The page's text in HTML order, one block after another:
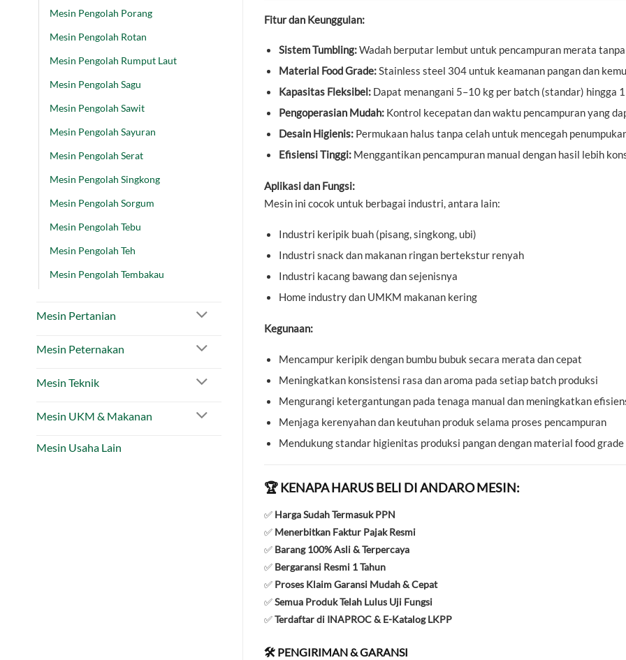
Mesin Pengolah Porang
Mesin Pengolah Rotan
Mesin Pengolah Rumput Laut
Mesin Pengolah Sagu
Mesin Pengolah Sawit
Mesin Pengolah Sayuran
Mesin Pengolah Serat
Mesin Pengolah Singkong
Mesin Pengolah Sorgum
Mesin Pengolah Tebu
Mesin Pengolah Teh
Mesin Pengolah Tembakau
Mesin Pertanian
Mesin Peternakan
Mesin Teknik
Mesin UKM & Makanan
Mesin Usaha Lain
Fitur dan Keunggulan:
Sistem Tumbling:Wadah berputar lembut untuk pencampuran merata
Material Food Grade:Stainless steel 304 untuk keamanan pangan dan
Kapasitas Fleksibel:Dapat menangani 5–10 kg per batch (standar) hingga
Pengoperasian Mudah:Kontrol kecepatan dan waktu pencampuran yang
Desain Higienis:Permukaan halus tanpa celah untuk mencegah
Efisiensi Tinggi:Menggantikan pencampuran manual dengan hasil lebih
Aplikasi dan Fungsi:
Mesin ini cocok untuk berbagai industri, antara lain:
Industri keripik buah (pisang, singkong, ubi)
Industri snack dan makanan ringan bertekstur renyah
Industri kacang bawang dan sejenisnya
Home industry dan UMKM makanan kering
Kegunaan:
Mencampur keripik dengan bumbu bubuk secara merata dan cepat
Meningkatkan konsistensi rasa dan aroma pada setiap batch produksi
Mengurangi ketergantungan pada tenaga manual dan meningkatkan
Menjaga kerenyahan dan keutuhan produk selama proses pencampuran
Mendukung standar higienitas produksi pangan dengan material food grade
🏆 KENAPA HARUS BELI DI ANDARO MESIN:
✅ Harga Sudah Termasuk PPN
✅ Menerbitkan Faktur Pajak Resmi
✅ Barang 100% Asli & Terpercaya
✅ Bergaransi Resmi 1 Tahun
✅ Proses Klaim Garansi Mudah & Cepat
✅Semua Produk Telah Lulus Uji Fungsi
✅Terdaftar di INAPROC & E-Katalog LKPP
🛠️ PENGIRIMAN & GARANSI